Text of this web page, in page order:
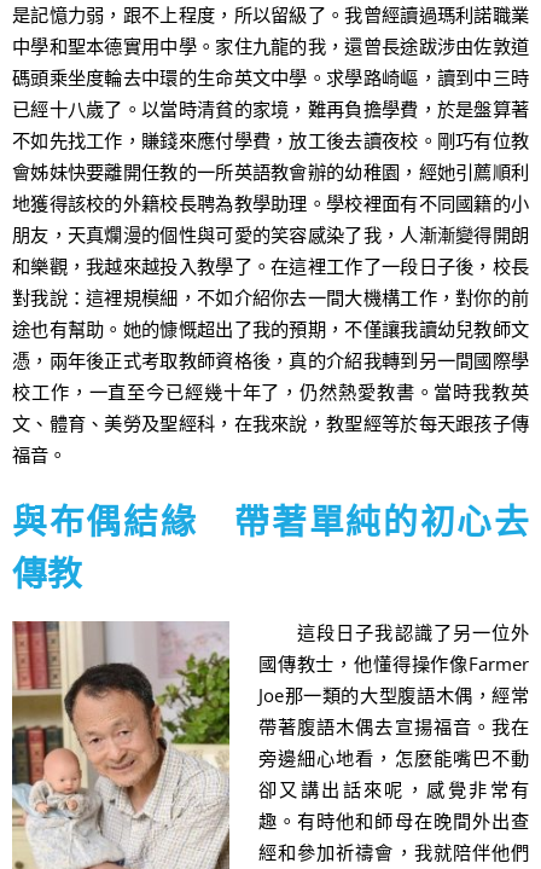
是記憶力弱，跟不上程度，所以留級了。我曾經讀過瑪利諾職業
中學和聖本德實用中學。家住九龍的我，還曾長途跋涉由佐敦道
碼頭乘坐度輪去中環的生命英文中學。求學路崎嶇，讀到中三時
已經十八歲了。以當時清貧的家境，難再負擔學費，於是盤算著
不如先找工作，賺錢來應付學費，放工後去讀夜校。剛巧有位教
會姊妹快要離開任教的一所英語教會辦的幼稚園，經她引薦順利
地獲得該校的外籍校長聘為教學助理。學校裡面有不同國籍的小
朋友，天真爛漫的個性與可愛的笑容感染了我，人漸漸變得開朗
和樂觀，我越來越投入教學了。在這裡工作了一段日子後，校長
對我說：這裡規模細，不如介紹你去一間大機構工作，對你的前
途也有幫助。她的慷慨超出了我的預期，不僅讓我讀幼兒教師文
憑，兩年後正式考取教師資格後，真的介紹我轉到另一間國際學
校工作，一直至今已經幾十年了，仍然熱愛教書。當時我教英
文、體育、美勞及聖經科，在我來說，教聖經等於每天跟孩子傳
福音。
與布偶結緣 帶著單純的初心去
傳教
這段日子我認識了另一位外
國傳教士，他懂得操作像Farmer
Joe那一類的大型腹語木偶，經常
帶著腹語木偶去宣揚福音。我在
旁邊細心地看，怎麼能嘴巴不動
卻又講出話來呢，感覺非常有
趣。有時他和師母在晚間外出查
經和參加祈禱會，我就陪伴他們